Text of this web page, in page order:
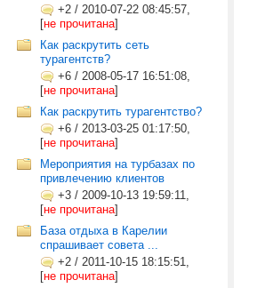
+2 / 2010-07-22 08:45:57,
[не прочитана]
Как раскрутить сеть
турагентств?
+6 / 2008-05-17 16:51:08,
[не прочитана]
Как раскрутить турагентство?
+6 / 2013-03-25 01:17:50,
[не прочитана]
Мероприятия на турбазах по
привлечению клиентов
+3 / 2009-10-13 19:59:11,
[не прочитана]
База отдыха в Карелии
спрашивает совета ...
+2 / 2011-10-15 18:15:51,
[не прочитана]